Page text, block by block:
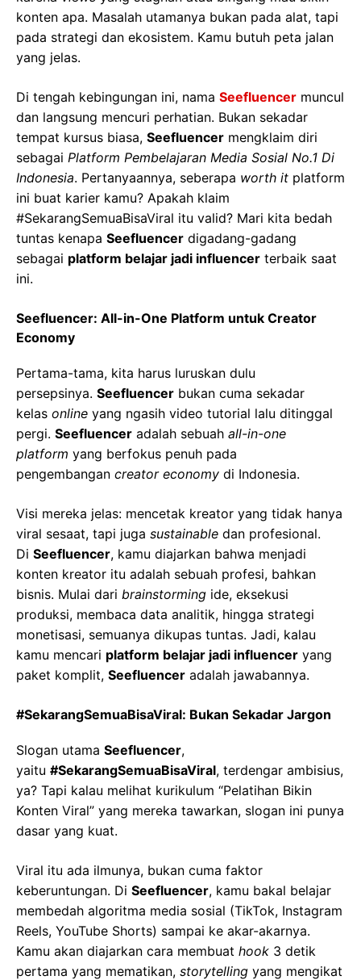
konten apa. Masalah utamanya bukan pada alat, tapi
pada strategi dan ekosistem. Kamu butuh peta jalan
yang jelas.
Di tengah kebingungan ini, nama Seefluencer muncul
dan langsung mencuri perhatian. Bukan sekadar
tempat kursus biasa, Seefluencer mengklaim diri
sebagai Platform Pembelajaran Media Sosial No.1 Di
Indonesia. Pertanyaannya, seberapa worth it platform
ini buat karier kamu? Apakah klaim
#SekarangSemuaBisaViral itu valid? Mari kita bedah
tuntas kenapa Seefluencer digadang-gadang
sebagai platform belajar jadi influencer terbaik saat
ini.
Seefluencer: All-in-One Platform untuk Creator
Economy
Pertama-tama, kita harus luruskan dulu
persepsinya. Seefluencer bukan cuma sekadar
kelas online yang ngasih video tutorial lalu ditinggal
pergi. Seefluencer adalah sebuah all-in-one
platform yang berfokus penuh pada
pengembangan creator economy di Indonesia.
Visi mereka jelas: mencetak kreator yang tidak hanya
viral sesaat, tapi juga sustainable dan profesional.
Di Seefluencer, kamu diajarkan bahwa menjadi
konten kreator itu adalah sebuah profesi, bahkan
bisnis. Mulai dari brainstorming ide, eksekusi
produksi, membaca data analitik, hingga strategi
monetisasi, semuanya dikupas tuntas. Jadi, kalau
kamu mencari platform belajar jadi influencer yang
paket komplit, Seefluencer adalah jawabannya.
#SekarangSemuaBisaViral: Bukan Sekadar Jargon
Slogan utama Seefluencer,
yaitu #SekarangSemuaBisaViral, terdengar ambisius,
ya? Tapi kalau melihat kurikulum “Pelatihan Bikin
Konten Viral” yang mereka tawarkan, slogan ini punya
dasar yang kuat.
Viral itu ada ilmunya, bukan cuma faktor
keberuntungan. Di Seefluencer, kamu bakal belajar
membedah algoritma media sosial (TikTok, Instagram
Reels, YouTube Shorts) sampai ke akar-akarnya.
Kamu akan diajarkan cara membuat hook 3 detik
pertama yang mematikan, storytelling yang mengikat